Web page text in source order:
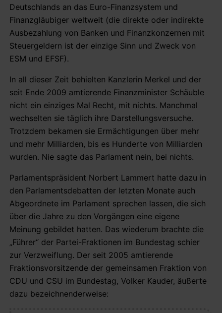
Deutschlands an das Euro-Finanzsystem und
Finanzgläubiger weltweit (die direkte oder indirekte
Ausbezahlung von Banken und Finanzkonzernen mit
Steuergeldern ist der einzige Sinn und Zweck von
ESM und EFSF).
In all dieser Zeit behielten Kanzlerin Merkel und der
seit Ende 2009 amtierende Finanzminister Schäuble
nicht ein einziges Mal Recht, mit nichts. Manchmal
wechselten sie täglich ihre Darstellungsversuche.
Trotzdem bekamen sie Ermächtigungen über mehr
und mehr Milliarden, bis es Hunderte von Milliarden
wurden. Nie sagte das Parlament nein, bei nichts.
Parlamentspräsident Norbert Lammert hatte dazu in
den Parlamentsdebatten der letzten Monate auch
Abgeordnete im Parlament sprechen lassen, die sich
über die Jahre zu den Vorgängen eine eigene
Meinung gebildet hatten. Das wiederum brachte die
„Führer“ der Partei-Fraktionen im Bundestag schier
zur Verzweiflung. Der seit 2005 amtierende
Fraktionsvorsitzende der gemeinsamen Fraktion von
CDU und CSU im Bundestag, Volker Kauder, äußerte
dazu bezeichnenderweise: